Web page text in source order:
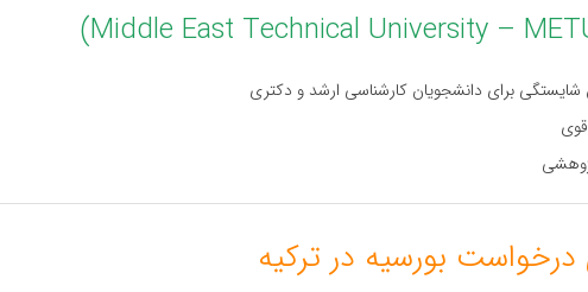
برای دانشجویان کارشناسی ارشد و دکتری